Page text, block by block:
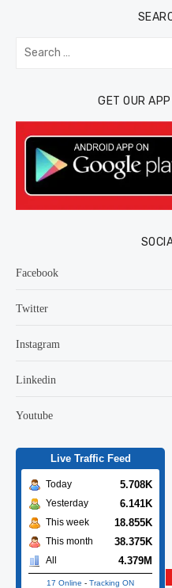
Search
for:
GET OUR
Facebook
Twitter
Instagram
Linkedin
Youtube
Live Traffic Feed
Today 5.708K
Yesterday 6.141K
This week 18.855K
This month 38.375K
All 4.379M
17 Online - Tracking ON